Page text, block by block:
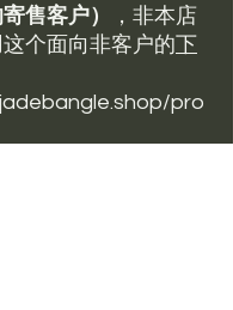
售客户）
，非本店
个面向非客户的下
pro